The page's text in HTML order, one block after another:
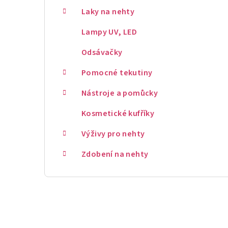
Laky na nehty
Lampy UV, LED
Odsávačky
Pomocné tekutiny
Nástroje a pomůcky
Kosmetické kufříky
Výživy pro nehty
Zdobení na nehty